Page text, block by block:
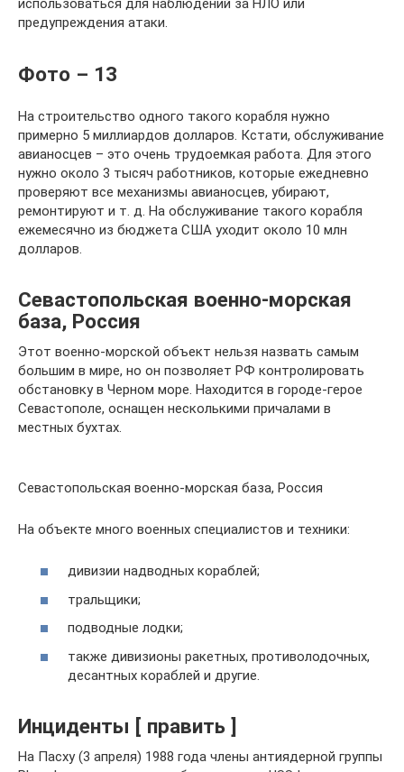
использоваться для наблюдений за НЛО или
предупреждения атаки.
Фото – 13
На строительство одного такого корабля нужно
примерно 5 миллиардов долларов. Кстати, обслуживание
авианосцев – это очень трудоемкая работа. Для этого
нужно около 3 тысяч работников, которые ежедневно
проверяют все механизмы авианосцев, убирают,
ремонтируют и т. д. На обслуживание такого корабля
ежемесячно из бюджета США уходит около 10 млн
долларов.
Севастопольская военно-морская
база, Россия
Этот военно-морской объект нельзя назвать самым
большим в мире, но он позволяет РФ контролировать
обстановку в Черном море. Находится в городе-герое
Севастополе, оснащен несколькими причалами в
местных бухтах.
Севастопольская военно-морская база, Россия
На объекте много военных специалистов и техники:
дивизии надводных кораблей;
тральщики;
подводные лодки;
также дивизионы ракетных, противолодочных,
десантных кораблей и другие.
Инциденты [ править ]
На Пасху (3 апреля) 1988 года члены антиядерной группы